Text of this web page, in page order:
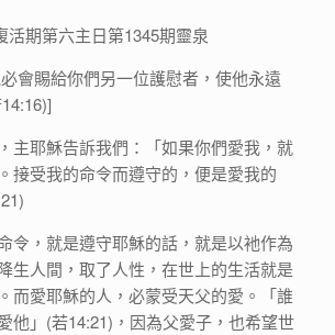
活期第六主日第1345期靈泉
會賜給你們另一位護慰者，使他永遠
主耶穌告訴我們：「如果你們愛我，就
接受我的命令而遵守的，便是愛我的
令，就是遵守耶穌的話，就是以衪作為
生人間，取了人性，在世上的生活就是
而愛耶穌的人，必蒙受天父的愛。「誰
他」(若14:21)，因為父愛子，也希望世